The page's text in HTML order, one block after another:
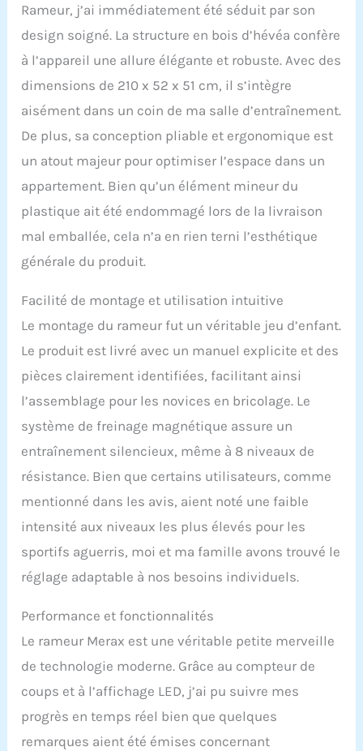
Équipé d'un roulement
d'embrayage unilatéral,
le rameur offre une
expérience d'aviron fluide
et silencieuse, vous
permettant de vous
concentrer sur votre
forme [Réservoir d'eau
robuste] Le rameur est
de 4 mm d'épaisseur en
polycarbonate d'un
offre une expérience
sophistiqué] Le rameur
d'écrous chromés qui
créent une surface polie
qui correspond à sa
construction en bois
[Assemblage
sophistiqué] Le rameur
est décoré de vis et
d'écrous chromés qui
qui correspond à sa
construction en bois
Rameur, j’ai immédiatement été séduit par son
design soigné. La structure en bois d’hévéa confère
à l’appareil une allure élégante et robuste. Avec des
dimensions de 210 x 52 x 51 cm, il s’intègre
aisément dans un coin de ma salle d’entraînement.
De plus, sa conception pliable et ergonomique est
un atout majeur pour optimiser l’espace dans un
appartement. Bien qu’un élément mineur du
plastique ait été endommagé lors de la livraison
mal emballée, cela n’a en rien terni l’esthétique
générale du produit.
Facilité de montage et utilisation intuitive
Le montage du rameur fut un véritable jeu d’enfant.
Le produit est livré avec un manuel explicite et des
pièces clairement identifiées, facilitant ainsi
l’assemblage pour les novices en bricolage. Le
système de freinage magnétique assure un
entraînement silencieux, même à 8 niveaux de
résistance. Bien que certains utilisateurs, comme
mentionné dans les avis, aient noté une faible
intensité aux niveaux les plus élevés pour les
sportifs aguerris, moi et ma famille avons trouvé le
réglage adaptable à nos besoins individuels.
Performance et fonctionnalités
Le rameur Merax est une véritable petite merveille
de technologie moderne. Grâce au compteur de
coups et à l’affichage LED, j’ai pu suivre mes
progrès en temps réel bien que quelques
remarques aient été émises concernant